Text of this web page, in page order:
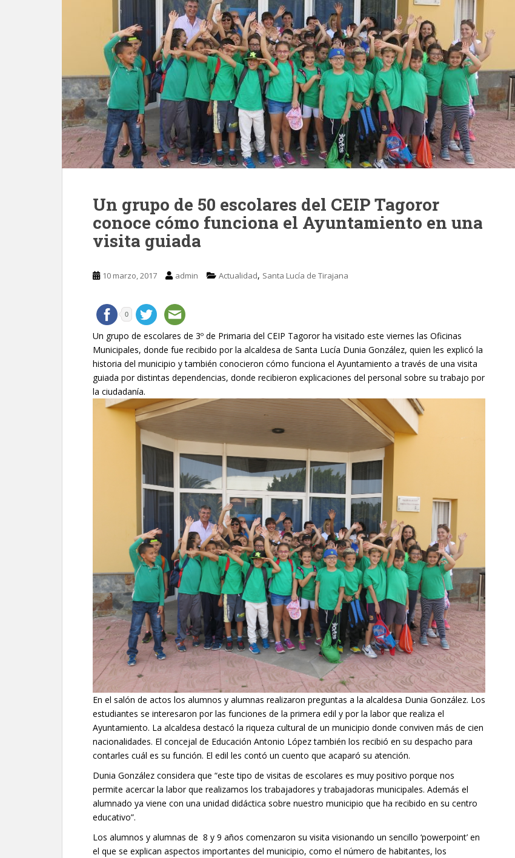
Un grupo de 50 escolares del CEIP Tagoror
conoce cómo funciona el Ayuntamiento en una
visita guiada
10 marzo, 2017 admin Actualidad, Santa Lucía de Tirajana
0
Un grupo de escolares de 3º de Primaria del CEIP Tagoror ha visitado este viernes las Oficinas
Municipales, donde fue recibido por la alcaldesa de Santa Lucía Dunia González, quien les explicó la
historia del municipio y también conocieron cómo funciona el Ayuntamiento a través de una visita
guiada por distintas dependencias, donde recibieron explicaciones del personal sobre su trabajo por
la ciudadanía.
En el salón de actos los alumnos y alumnas realizaron preguntas a la alcaldesa Dunia González. Los
estudiantes se interesaron por las funciones de la primera edil y por la labor que realiza el
Ayuntamiento. La alcaldesa destacó la riqueza cultural de un municipio donde conviven más de cien
nacionalidades. El concejal de Educación Antonio López también los recibió en su despacho para
contarles cuál es su función. El edil les contó un cuento que acaparó su atención.
Dunia González considera que “este tipo de visitas de escolares es muy positivo porque nos
permite acercar la labor que realizamos los trabajadores y trabajadoras municipales. Además el
alumnado ya viene con una unidad didáctica sobre nuestro municipio que ha recibido en su centro
educativo”.
Los alumnos y alumnas de 8 y 9 años comenzaron su visita visionando un sencillo ‘powerpoint’ en
el que se explican aspectos importantes del municipio, como el número de habitantes, los